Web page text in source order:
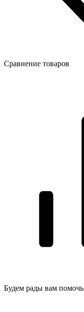
Сравнение товаров
Будем рады вам помочь